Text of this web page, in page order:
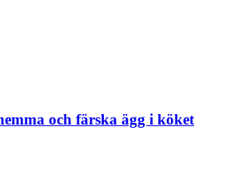
och färska ägg i köket